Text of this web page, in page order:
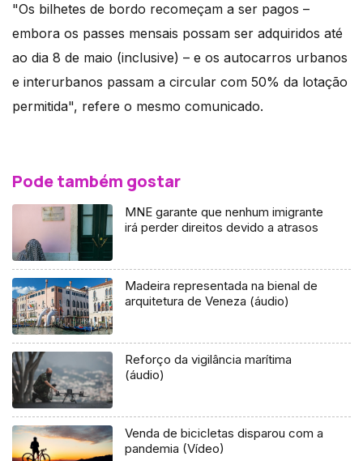
"Os bilhetes de bordo recomeçam a ser pagos –
embora os passes mensais possam ser adquiridos até
ao dia 8 de maio (inclusive) – e os autocarros urbanos
e interurbanos passam a circular com 50% da lotação
permitida", refere o mesmo comunicado.
Pode também gostar
MNE garante que nenhum imigrante
irá perder direitos devido a atrasos
Madeira representada na bienal de
arquitetura de Veneza (áudio)
Reforço da vigilância marítima
(áudio)
Venda de bicicletas disparou com a
pandemia (Vídeo)